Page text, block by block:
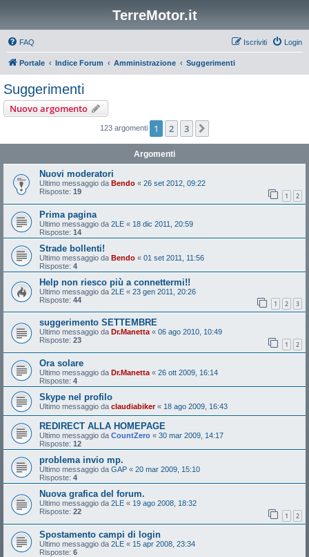
TerreMotor.it
FAQ Login
Iscriviti
Portale Indice Forum Amministrazione Suggerimenti
Suggerimenti
Nuovo argomento
123 argomenti 1 2 3
Argomenti
Nuovi moderatori
Ultimo messaggio da Bendo « 26 set 2012, 09:22
Risposte: 19 1 2
Prima pagina
Ultimo messaggio da 2LE « 18 dic 2011, 20:59
Risposte: 14
Strade bollenti!
Ultimo messaggio da Bendo « 01 set 2011, 11:56
Risposte: 4
Help non riesco più a connettermi!!
Ultimo messaggio da 2LE « 23 gen 2011, 20:26
Risposte: 44 1 2 3
suggerimento SETTEMBRE
Ultimo messaggio da Dr.Manetta « 06 ago 2010, 10:49
Risposte: 23 1 2
Ora solare
Ultimo messaggio da Dr.Manetta « 26 ott 2009, 16:14
Risposte: 4
Skype nel profilo
Ultimo messaggio da claudiabiker« 18 ago 2009, 16:43
REDIRECT ALLA HOMEPAGE
Ultimo messaggio da CountZero « 30 mar 2009, 14:17
Risposte: 12
problema invio mp.
Ultimo messaggio da GAP « 20 mar 2009, 15:10
Risposte: 4
Nuova grafica del forum.
Ultimo messaggio da 2LE « 19 ago 2008, 18:32
Risposte: 22 1 2
Spostamento campi di login
Ultimo messaggio da 2LE « 15 apr 2008, 23:34
Risposte: 6